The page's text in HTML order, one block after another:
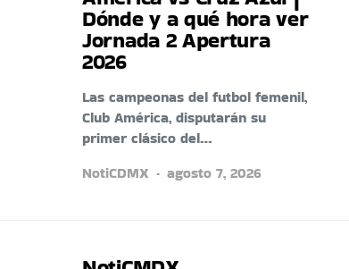
Dónde y a qué hora ver
Jornada 2 Apertura
2026
Las campeonas del futbol femenil,
Club América, disputarán su
primer clásico del…
NotiCDMX
agosto 7, 2026